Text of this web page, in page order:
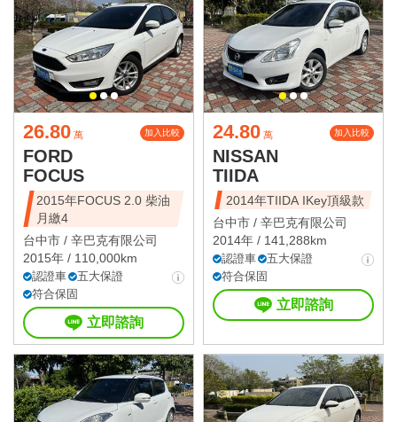
26.80 萬 加入比較
FORD
FOCUS
2015年FOCUS 2.0 柴油
月繳4
台中市 / 辛巴克有限公司
2015年 / 110,000km
認證車
五大保證
符合保固
立即諮詢
24.80 萬 加入比較
NISSAN
TIIDA
2014年TIIDA IKey頂級款
台中市 / 辛巴克有限公司
2014年 / 141,288km
認證車
五大保證
符合保固
立即諮詢